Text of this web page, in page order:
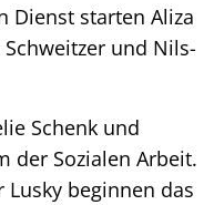
Dienst starten Aliza
und Nils-
Schenk und
der Sozialen Arbeit.
Lusky beginnen das